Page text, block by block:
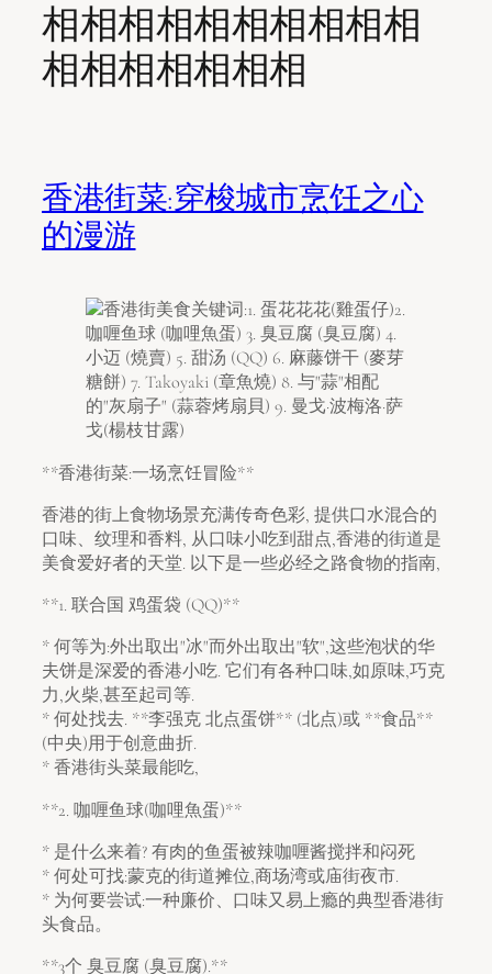
相相相相相相相相相相
相相相相相相相
香港街菜:穿梭城市烹饪之心
的漫游
**香港街菜:一场烹饪冒险**
香港的街上食物场景充满传奇色彩, 提供口水混合的
口味、纹理和香料, 从口味小吃到甜点,香港的街道是
美食爱好者的天堂. 以下是一些必经之路食物的指南,
**1. 联合国 鸡蛋袋 (QQ)**
* 何等为:外出取出"冰"而外出取出"软",这些泡状的华
夫饼是深爱的香港小吃. 它们有各种口味,如原味,巧克
力,火柴,甚至起司等.
* 何处找去. **李强克 北点蛋饼** (北点)或 **食品**
(中央)用于创意曲折.
* 香港街头菜最能吃,
**2. 咖喱鱼球(咖哩魚蛋)**
* 是什么来着? 有肉的鱼蛋被辣咖喱酱搅拌和闷死
* 何处可找:蒙克的街道摊位,商场湾或庙街夜市.
* 为何要尝试:一种廉价、口味又易上瘾的典型香港街
头食品。
**3个 臭豆腐 (臭豆腐).**